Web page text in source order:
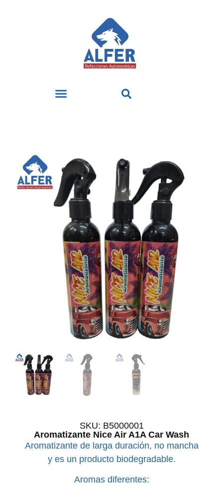
SKU: B5000001
Aromatizante Nice Air A1A Car Wash
Aromatizante de larga duración, no mancha
y es un producto biodegradable.
Aromas diferentes: